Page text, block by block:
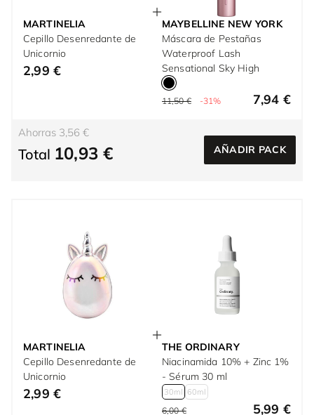
MARTINELIA
Cepillo Desenredante de
Unicornio
2,99 €
MAYBELLINE NEW YORK
Máscara de Pestañas
Waterproof Lash
Sensational Sky High
11,50 € -31% 7,94 €
Ahorras 3,56 €
Total 10,93 € AÑADIR PACK
MARTINELIA
Cepillo Desenredante de
Unicornio
2,99 €
THE ORDINARY
Niacinamida 10% + Zinc 1%
- Sérum 30 ml
30ml 60ml
6,00 € 5,99 €